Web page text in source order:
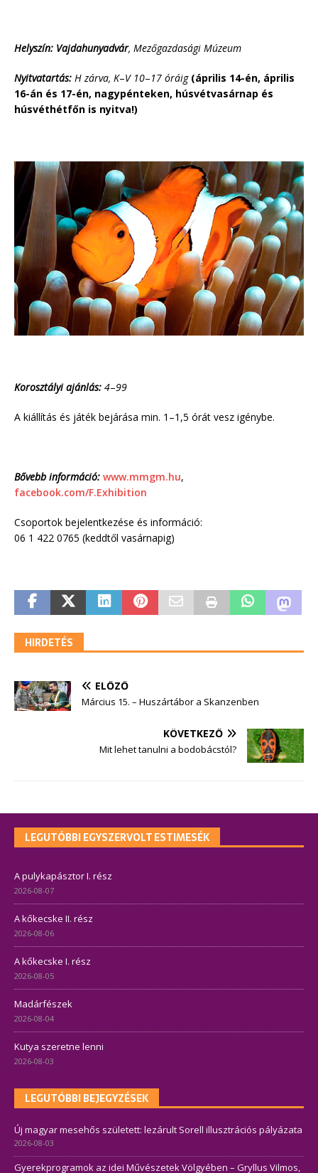
Helyszín: Vajdahunyadvár, Mezőgazdasági Múzeum
Nyitvatartás: H zárva, K–V 10–17 óráig (április 14-én, április
16-án és 17-én, nagypénteken, húsvétvasárnap és
húsvéthétfőn is nyitva!)
Korosztályi ajánlás: 4–99
A kiállítás és játék bejárása min. 1–1,5 órát vesz igénybe.
Bővebb információ: www.mmgm.hu,
facebook.com/F.Exhibition
Csoportok bejelentkezése és információ:
06 1 422 0765 (keddtől vasárnapig)
HIRDETÉS
ELŐZŐ
Március 15. – Huszártábor a Skanzenben
KÖVETKEZŐ
Mit lehet tanulni a bodobácstól?
LEGUTÓBBI EGYSZERVOLT ESTIMESÉK
A pulykapásztor I. rész
2026-08-07
A kőkecske II. rész
2026-08-06
A kőkecske I. rész
2026-08-05
Madárfészek
2026-08-04
Kutya szeretne lenni
2026-08-03
LEGUTÓBBI BEJEGYZÉSEK
Új magyar mesehős született: lezárult Sorell illusztrációs pályázata
2026-08-03
Gyerekprogramok az idei Művészetek Völgyében – Gryllus Vilmos,